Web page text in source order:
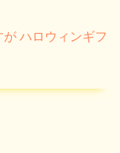
ハロウィンギフ